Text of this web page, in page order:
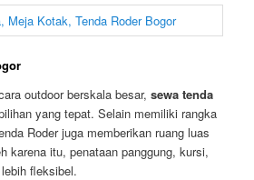
outdoor berskala besar,sewa tenda
yang tepat. Selain memiliki rangka
Roder juga memberikan ruang luas
karena itu, penataan panggung, kursi,
fleksibel.